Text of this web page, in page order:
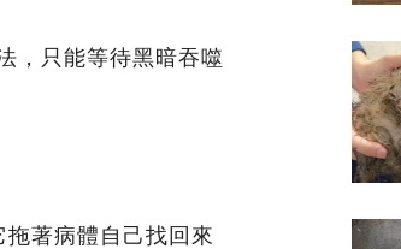
，只能等待黑暗吞噬
著病體自己找回來